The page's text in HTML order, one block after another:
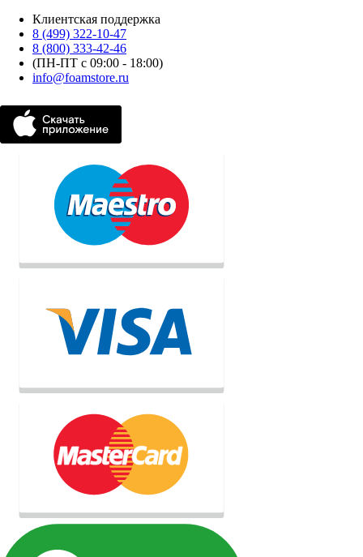
Клиентская поддержка
8 (499) 322-10-47
8 (800) 333-42-46
(ПН-ПТ с 09:00 - 18:00)
info@foamstore.ru